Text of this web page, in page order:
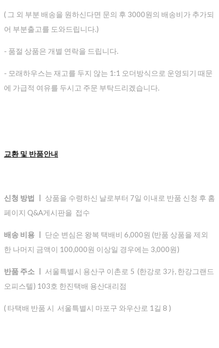
( 그 외 부분 배송을 원하신다면 문의 후 3000원의 배송비가 추가되
어 부분출고를 도와드립니다.)
- 품절 상품은 개별 연락을 드립니다.
- 모래하우스는 재고를 두지 않는 1:1 오더방식으로 운영되기 때문
에 가급적 여유를 두시고 주문 부탁드리겠습니다.
교환 및 반품안내
신청 방법 ㅣ 상품을 수령하신 날로부터 7일 이내로 반품 신청 후 홈
페이지 Q&A게시판을 접수
배송 비용 ㅣ
단순 변심은 왕복 택배비 6,000원 (반품 상품을 제외
한 나머지 금액이 100,000원 이상일 경우에는 3,000원)
반품 주소 ㅣ 서울특별시 용산구 이촌로 5 (한강로 3가, 한강그랜드
오피스텔) 103호 한진택배 용산대리점
( 타택배 반품 시 서울특별시 마포구 와우산로 1길 8 )